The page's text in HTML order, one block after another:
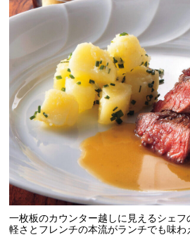
一枚板のカウンター越しに見えるシェ
軽さとフレンチの本流がランチでも味わ